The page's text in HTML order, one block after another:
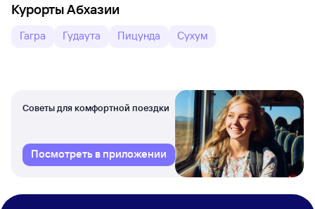
Курорты Абхазии
Гагра Гудаута Пицунда Сухум
Советы для комфортной поездки
Посмотреть в приложении